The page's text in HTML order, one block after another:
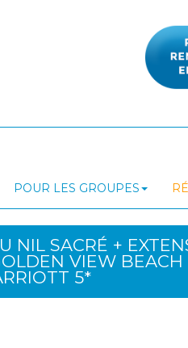
POUR LES GROUPES
NIL SACRÉ +
VIEW BEACH
5*